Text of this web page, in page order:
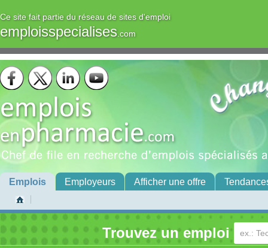
Ce site fait partie du réseau de sites d'emploi
emploisspecialises.com
Emplois Employeurs Afficher une offre
Trouvez un emploi